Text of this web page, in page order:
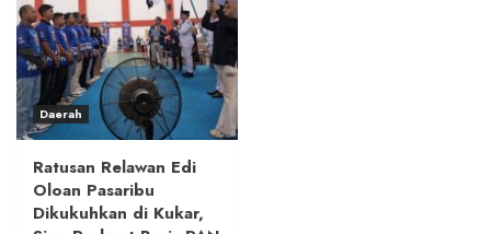
Daerah
Ratusan Relawan Edi
Oloan Pasaribu
Dikukuhkan di Kukar,